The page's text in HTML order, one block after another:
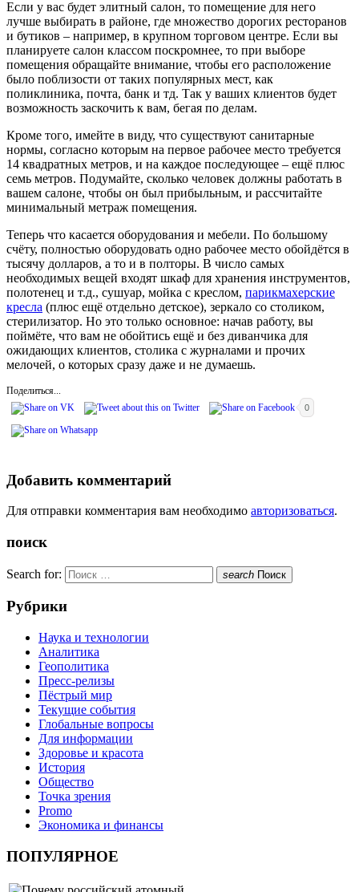
Если у вас будет элитный салон, то помещение для него
лучше выбирать в районе, где множество дорогих ресторанов
и бутиков – например, в крупном торговом центре. Если вы
планируете салон классом поскромнее, то при выборе
помещения обращайте внимание, чтобы его расположение
было поблизости от таких популярных мест, как
поликлиника, почта, банк и тд. Так у ваших клиентов будет
возможность заскочить к вам, бегая по делам.
Кроме того, имейте в виду, что существуют санитарные
нормы, согласно которым на первое рабочее место требуется
14 квадратных метров, и на каждое последующее – ещё плюс
семь метров. Подумайте, сколько человек должны работать в
вашем салоне, чтобы он был прибыльным, и рассчитайте
минимальный метраж помещения.
Теперь что касается оборудования и мебели. По большому
счёту, полностью оборудовать одно рабочее место обойдётся в
тысячу долларов, а то и в полторы. В число самых
необходимых вещей входят шкаф для хранения инструментов,
полотенец и т.д., сушуар, мойка с креслом, парикмахерские
кресла (плюс ещё отдельно детское), зеркало со столиком,
стерилизатор. Но это только основное: начав работу, вы
поймёте, что вам не обойтись ещё и без диванчика для
ожидающих клиентов, столика с журналами и прочих
мелочей, о которых сразу даже и не думаешь.
Поделиться...
0
Добавить комментарий
Для отправки комментария вам необходимо авторизоваться.
поиск
Search for: search Поиск
Рубрики
Наука и технологии
Аналитика
Геополитика
Пресс-релизы
Пёстрый мир
Текущие события
Глобальные вопросы
Для информации
Здоровье и красота
История
Общество
Точка зрения
Promo
Экономика и финансы
ПОПУЛЯРНОЕ